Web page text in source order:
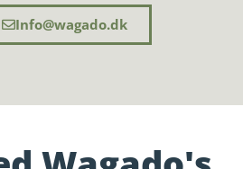
Info@wagado.dk